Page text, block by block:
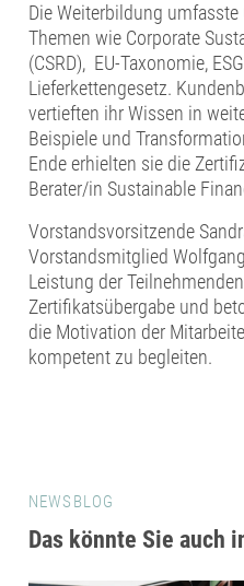
Die Weiterbildung
Themen wie Corporate
(CSRD), EU-Taxonomie,
Lieferkettengesetz.
vertieften ihr Wissen in
Beispiele und
Ende erhielten sie die
Berater/in Sustainable
Vorstandsvorsitzende
Vorstandsmitglied
Leistung der
Zertifikatsübergabe und
die Motivation der
kompetent zu begleiten.
NEWSBLOG
Das könnte Sie auch